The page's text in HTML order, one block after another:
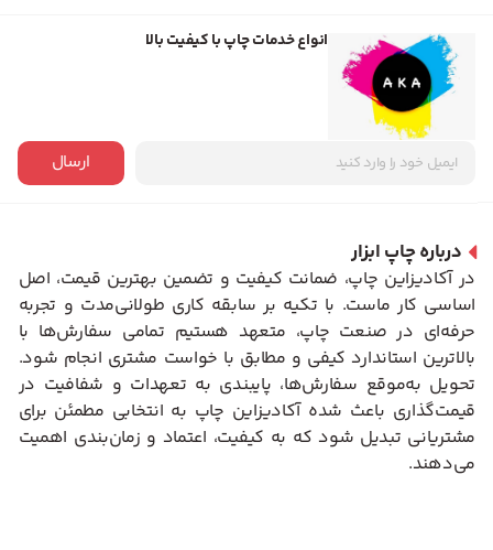
انواع خدمات چاپ با کیفیت بالا
ارسال
درباره چاپ ابزار
در آکادیزاین چاپ، ضمانت کیفیت و تضمین بهترین قیمت، اصل
اساسی کار ماست. با تکیه بر سابقه کاری طولانی‌مدت و تجربه
حرفه‌ای در صنعت چاپ، متعهد هستیم تمامی سفارش‌ها با
بالاترین استاندارد کیفی و مطابق با خواست مشتری انجام شود.
تحویل به‌موقع سفارش‌ها، پایبندی به تعهدات و شفافیت در
قیمت‌گذاری باعث شده آکادیزاین چاپ به انتخابی مطمئن برای
مشتریانی تبدیل شود که به کیفیت، اعتماد و زمان‌بندی اهمیت
می‌دهند.